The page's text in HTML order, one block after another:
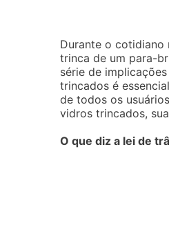
Durante o cotidiano
trinca de um para-
série de
trincados é
de todos os
vidros trincados,
O que diz a lei de